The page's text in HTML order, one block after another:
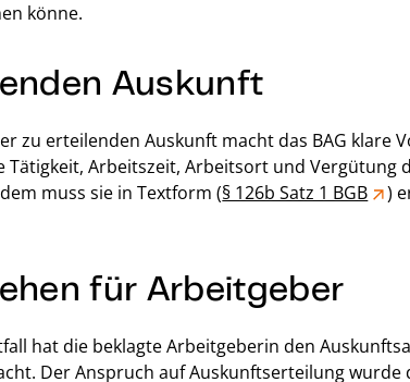
könne.
Auskunft
zu erteilenden Auskunft macht das BAG klare
Arbeitszeit, Arbeitsort und Vergütung
muss sie in Textform (§ 126b Satz 1 BGB
)
für Arbeitgeber
hat die beklagte Arbeitgeberin den
Der Anspruch auf Auskunftserteilung wurde